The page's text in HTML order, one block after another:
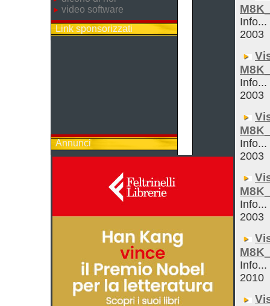
video software
Link sponsorizzati
Annunci
Info...
2003
Info...
2003
Info...
2003
Info...
2003
Info...
2010